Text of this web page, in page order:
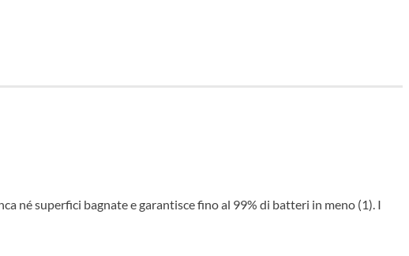
né superfici bagnate e garantisce fino al 99% di batteri in meno (1). I